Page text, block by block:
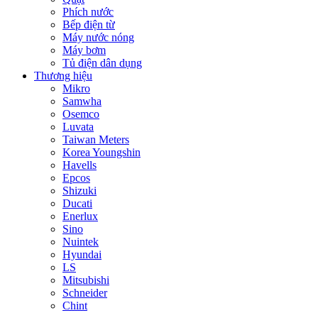
Phích nước
Bếp điện từ
Máy nước nóng
Máy bơm
Tủ điện dân dụng
Thương hiệu
Mikro
Samwha
Osemco
Luvata
Taiwan Meters
Korea Youngshin
Havells
Epcos
Shizuki
Ducati
Enerlux
Sino
Nuintek
Hyundai
LS
Mitsubishi
Schneider
Chint